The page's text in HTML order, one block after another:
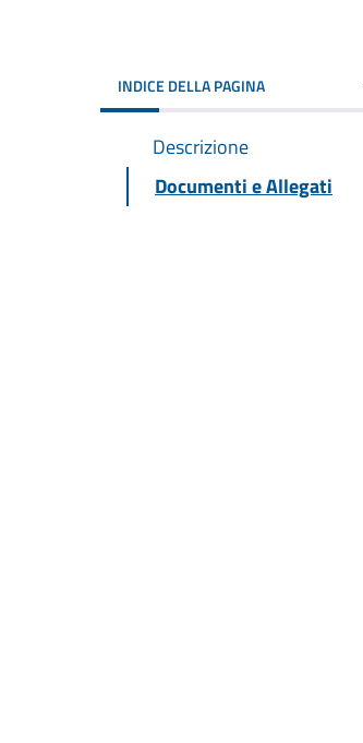
INDICE DELLA PAGINA
Descrizione
Documenti e Allegati